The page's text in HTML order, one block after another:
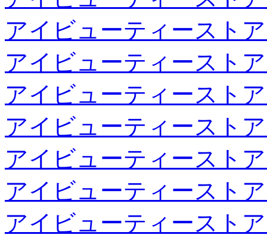
アイビューティースト
アイビューティースト
アイビューティースト
アイビューティースト
アイビューティースト
アイビューティースト
アイビューティースト